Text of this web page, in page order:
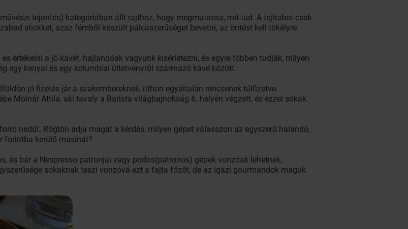
tejöntés) kategóriában állt rajthoz, hogy megmutassa, mit tud. A tejhabot csak
stickket, azaz fémből készült pálcaszerűséget bevetni, az öntést kell tökélyre
értékelni a jó kávét, hajlandóak vagyunk kísérletezni, és egyre többen tudják, milyen
egy kenyai és egy kolumbiai ültetvényről származó kávé között.
jó fizetés jár a szakembereknek, itthon egyáltalán nincsenek túlfizetve.
Molnár Attila, aki tavaly a Barista világbajnokság 6. helyén végzett, és ezzel sokak
nedűt. Rögtön adja magát a kérdés, milyen gépet válasszon az egyszerű halandó,
forintba kerülő masinát?
és bár a Nespresso patronjai vagy podos(patronos) gépek vonzóak lehetnek,
sokaknak teszi vonzóvá ezt a fajta főzőt, de az igazi gourmandok maguk